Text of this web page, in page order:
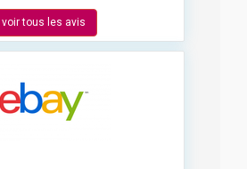
voir tous les avis